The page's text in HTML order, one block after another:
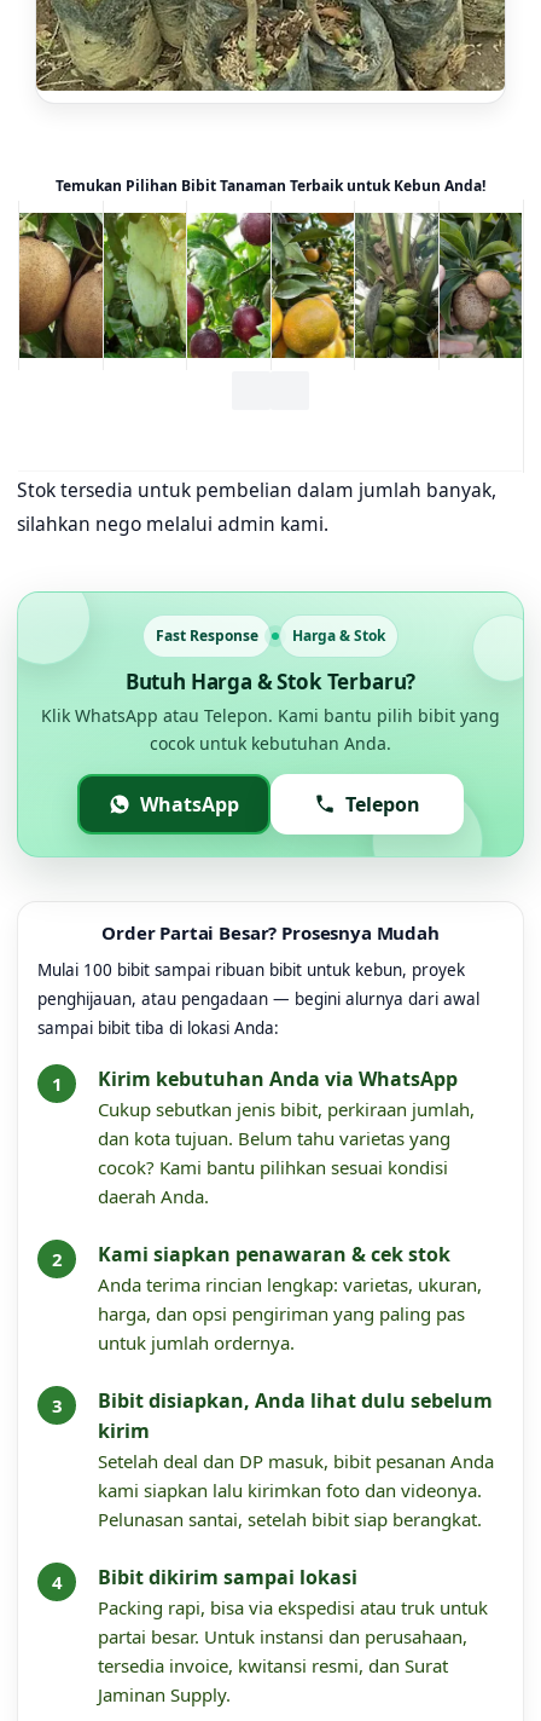
Temukan Pilihan Bibit Tanaman Terbaik untuk Kebun Anda!
Stok tersedia untuk pembelian dalam jumlah banyak,
silahkan nego melalui admin kami.
Fast Response Harga & Stok
Butuh Harga & Stok Terbaru?
Klik WhatsApp atau Telepon. Kami bantu pilih bibit yang
cocok untuk kebutuhan Anda.
WhatsApp Telepon
Order Partai Besar? Prosesnya Mudah
Mulai 100 bibit sampai ribuan bibit untuk kebun, proyek
penghijauan, atau pengadaan — begini alurnya dari awal
sampai bibit tiba di lokasi Anda:
Kirim kebutuhan Anda via WhatsApp
Cukup sebutkan jenis bibit, perkiraan jumlah,
dan kota tujuan. Belum tahu varietas yang
cocok? Kami bantu pilihkan sesuai kondisi
daerah Anda.
Kami siapkan penawaran & cek stok
Anda terima rincian lengkap: varietas, ukuran,
harga, dan opsi pengiriman yang paling pas
untuk jumlah ordernya.
Bibit disiapkan, Anda lihat dulu sebelum
kirim
Setelah deal dan DP masuk, bibit pesanan Anda
kami siapkan lalu kirimkan foto dan videonya.
Pelunasan santai, setelah bibit siap berangkat.
Bibit dikirim sampai lokasi
Packing rapi, bisa via ekspedisi atau truk untuk
partai besar. Untuk instansi dan perusahaan,
tersedia invoice, kwitansi resmi, dan Surat
Jaminan Supply.